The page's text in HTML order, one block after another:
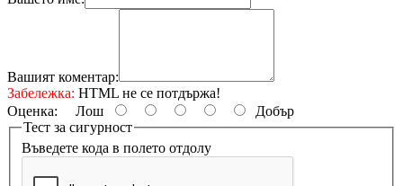
Вашият коментар:
Забележка: HTML не се потдържа!
Оценка: Лош
Добър
Тест за сигурност
Въведете кода в полето отдолу